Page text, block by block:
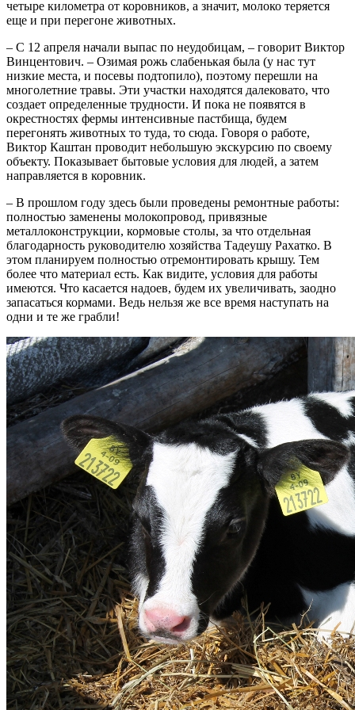
четыре километра от коровников, а значит, молоко теряется
еще и при перегоне животных.
– С 12 апреля начали выпас по неудобицам, – говорит Виктор
Винцентович. – Озимая рожь слабенькая была (у нас тут
низкие места, и посевы подтопило), поэтому перешли на
многолетние травы. Эти участки находятся далековато, что
создает определенные трудности. И пока не появятся в
окрестностях фермы интенсивные пастбища, будем
перегонять животных то туда, то сюда. Говоря о работе,
Виктор Каштан проводит небольшую экскурсию по своему
объекту. Показывает бытовые условия для людей, а затем
направляется в коровник.
– В прошлом году здесь были проведены ремонтные работы:
полностью заменены молокопровод, привязные
металлоконструкции, кормовые столы, за что отдельная
благодарность руководителю хозяйства Тадеушу Рахатко. В
этом планируем полностью отремонтировать крышу. Тем
более что материал есть. Как видите, условия для работы
имеются. Что касается надоев, будем их увеличивать, заодно
запасаться кормами. Ведь нельзя же все время наступать на
одни и те же грабли!